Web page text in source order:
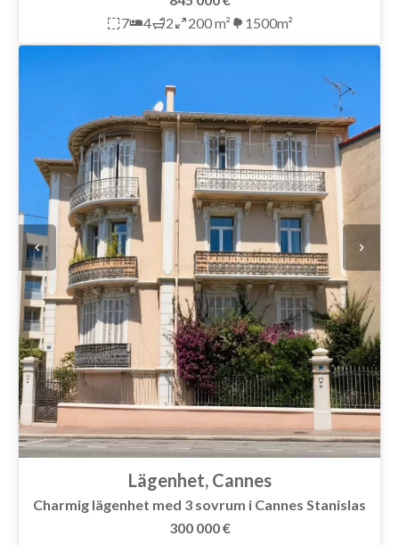
7
4 2 200 m² 1500m²
Lägenhet, Cannes
Charmig lägenhet med 3 sovrum i Cannes Stanislas
300 000 €